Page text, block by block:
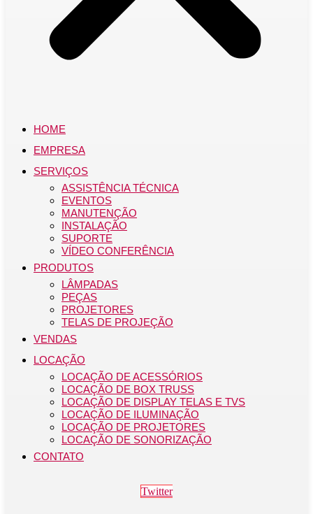
HOME
EMPRESA
SERVIÇOS
ASSISTÊNCIA TÉCNICA
EVENTOS
MANUTENÇÃO
INSTALAÇÃO
SUPORTE
VÍDEO CONFERÊNCIA
PRODUTOS
LÂMPADAS
PEÇAS
PROJETORES
TELAS DE PROJEÇÃO
VENDAS
LOCAÇÃO
LOCAÇÃO DE ACESSÓRIOS
LOCAÇÃO DE BOX TRUSS
LOCAÇÃO DE DISPLAY TELAS E TVS
LOCAÇÃO DE ILUMINAÇÃO
LOCAÇÃO DE PROJETORES
LOCAÇÃO DE SONORIZAÇÃO
CONTATO
Twitter